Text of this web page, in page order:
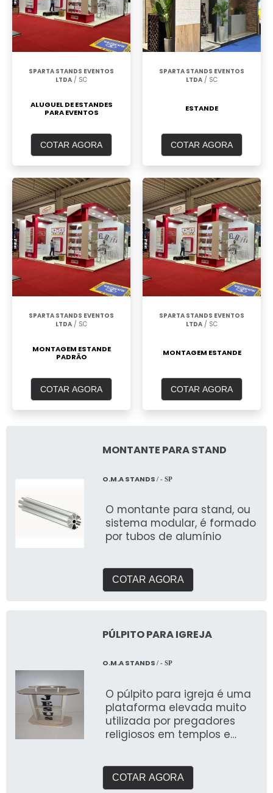
SPARTA STANDS EVENTOS
LTDA / SC
ALUGUEL DE ESTANDES
PARA EVENTOS
COTAR AGORA
SPARTA STANDS EVENTOS
LTDA / SC
ESTANDE
COTAR AGORA
SPARTA STANDS EVENTOS
LTDA / SC
MONTAGEM ESTANDE
PADRÃO
COTAR AGORA
SPARTA STANDS EVENTOS
LTDA / SC
MONTAGEM ESTANDE
COTAR AGORA
MONTANTE PARA STAND
O.M.A STANDS / - SP
O montante para stand, ou
sistema modular, é formado
por tubos de alumínio
COTAR AGORA
PÚLPITO PARA IGREJA
O.M.A STANDS / - SP
O púlpito para igreja é uma
plataforma elevada muito
utilizada por pregadores
religiosos em templos e
COTAR AGORA